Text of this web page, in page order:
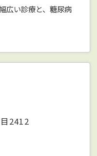
広い診療と、糖尿病
2412